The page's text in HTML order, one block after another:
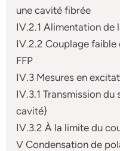
une cavité fibrée
IV.2.1 Alimentation de
IV.2.2 Couplage faible
FFP
IV.3 Mesures en
IV.3.1 Transmission
cavité}
IV.3.2 À la limite du
V Condensation de